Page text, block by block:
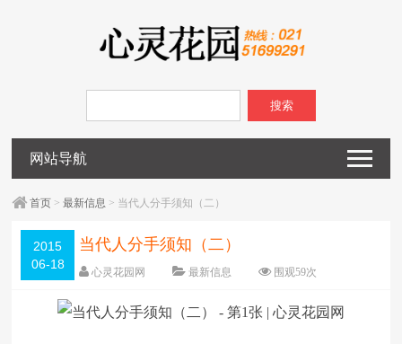
搜索
网站导航
首页 >最新信息 > 当代人分手须知（二）
2015
06-18
当代人分手须知（二）
心灵花园网 最新信息 围观59次
字体： 大 中 小